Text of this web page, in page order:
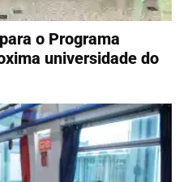
o Programa
universidade do